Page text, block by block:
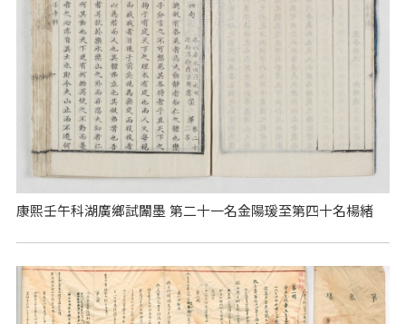
康熙壬午科湖廣鄉試闈墨 第二十一名金陽瑗至第四十名楊緒